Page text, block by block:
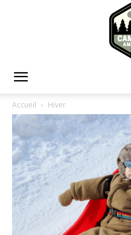
Accueil Hiver